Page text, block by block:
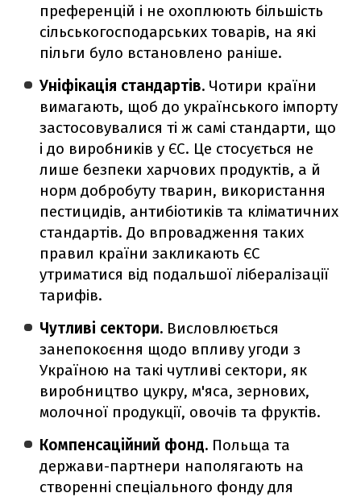
преференцій і не охоплюють більшість
сільськогосподарських товарів, на які
пільги було встановлено раніше.
Уніфікація стандартів. Чотири країни
вимагають, щоб до українського імпорту
застосовувалися ті ж самі стандарти, що
і до виробників у ЄС. Це стосується не
лише безпеки харчових продуктів, а й
норм добробуту тварин, використання
пестицидів, антибіотиків та кліматичних
стандартів. До впровадження таких
правил країни закликають ЄС
утриматися від подальшої лібералізації
тарифів.
Чутливі сектори. Висловлюється
занепокоєння щодо впливу угоди з
Україною на такі чутливі сектори, як
виробництво цукру, м'яса, зернових,
молочної продукції, овочів та фруктів.
Компенсаційний фонд. Польща та
держави-партнери наполягають на
створенні спеціального фонду для